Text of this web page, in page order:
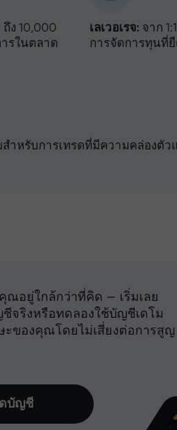
ถึง 10,000
รในตลาด
เลเวอเรจ: จาก
การจัดการทุนที่
สำหรับการเทรดที่มีความคล่องตั
ณอยู่ใกล้กว่าที่คิด — เริ่มเลย
จริงหรือทดลองใช้บัญชีเดโม
ะของคุณโดยไม่เสี่ยงต่อการสูญ
ดบัญชี